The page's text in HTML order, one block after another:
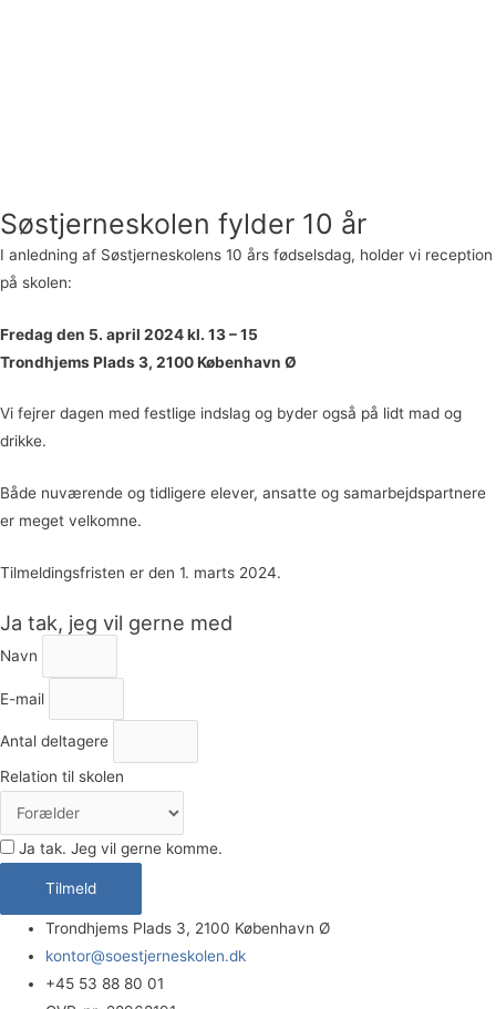
Søstjerneskolen fylder 10 år
I anledning af Søstjerneskolens 10 års fødselsdag, holder vi reception
på skolen:
Fredag den 5. april 2024 kl. 13 – 15
Trondhjems Plads 3, 2100 København Ø
Vi fejrer dagen med festlige indslag og byder også på lidt mad og
drikke.
Både nuværende og tidligere elever, ansatte og samarbejdspartnere
er meget velkomne.
Tilmeldingsfristen er den 1. marts 2024.
Ja tak, jeg vil gerne med
Navn
E-mail
Antal deltagere
Relation til skolen
Ja tak. Jeg vil gerne komme.
Tilmeld
Trondhjems Plads 3, 2100 København Ø
kontor@soestjerneskolen.dk
+45 53 88 80 01